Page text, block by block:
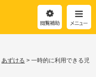
補
ュ
あずける > 一時的に利用できる児